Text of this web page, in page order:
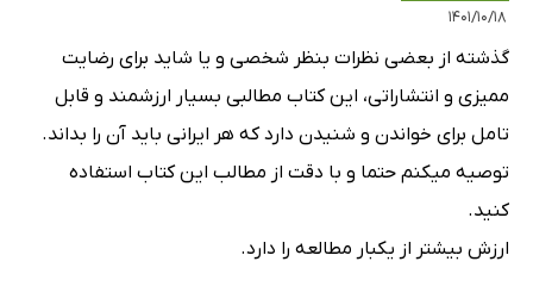
۱۴۰۱/۱۰/۱۸
گذشته از بعضی نظرات بنظر شخصی و یا شاید برای رضایت
ممیزی و انتشاراتی، این کتاب مطالبی بسیار ارزشمند و قابل
تامل برای خواندن و شنیدن دارد که هر ایرانی باید آن را بداند.
توصیه میکنم حتما و با دقت از مطالب این کتاب استفاده
کنید.
ارزش بیشتر از یکبار مطالعه را دارد.